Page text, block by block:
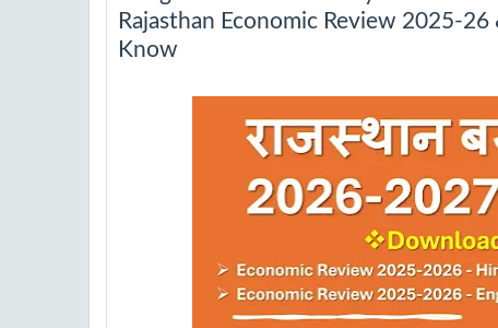
Rajasthan Economic Review 2025-
Know